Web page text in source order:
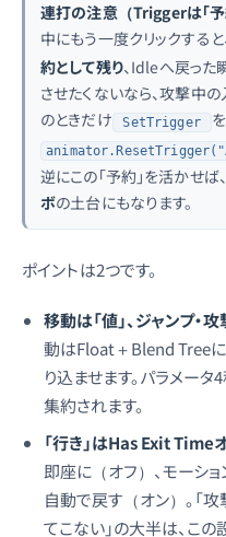
連打の注意（Triggerは「予
中にもう一度クリックすると
約として残り、Idleへ戻った
させたくないなら、攻撃中
のときだけ
SetTrigger
逆にこの「予約」を活かせ
ボの土台にもなります。
ポイントは2つです。
移動は「値」、ジャンプ・攻
動はFloat＋Blend Tree
り込ませます。パラメー
集約されます。
「行き」はHas Exit Timeオ
即座に（オフ）、モーシ
自動で戻す（オン）。「
てこない」の大半は、こ